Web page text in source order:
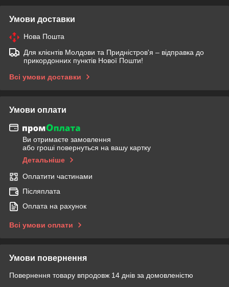
Умови доставки
Нова Пошта
Для клієнтів Молдови та Придністров'я – відправка до
прикордонних пунктів Нової Пошти!
Всі умови доставки
Умови оплати
Ви отримаєте замовлення
або гроші повернуться на вашу картку
Детальніше
Оплатити частинами
Післяплата
Оплата на рахунок
Всі умови оплати
Умови повернення
Повернення товару впродовж 14 днів за домовленістю